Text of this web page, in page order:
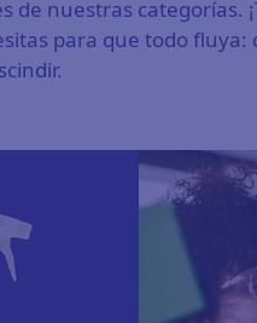
de nuestras categorías.
para que todo fluya: